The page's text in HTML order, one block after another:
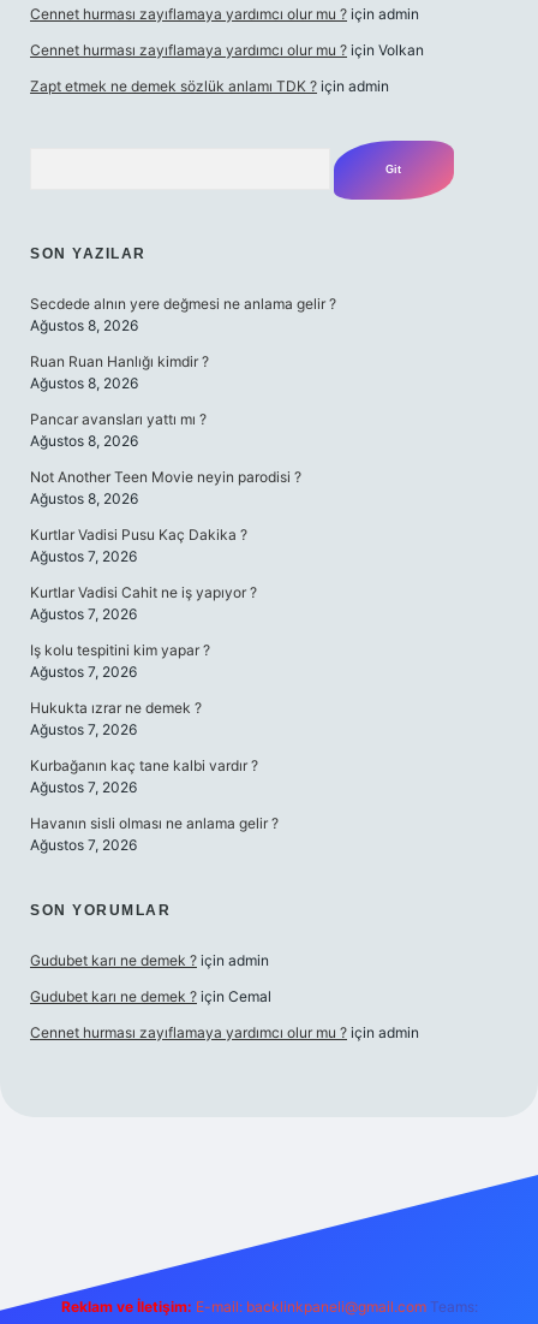
Cennet hurması zayıflamaya yardımcı olur mu ? için admin
Cennet hurması zayıflamaya yardımcı olur mu ? için Volkan
Zapt etmek ne demek sözlük anlamı TDK ? için admin
SON YAZILAR
Secdede alnın yere değmesi ne anlama gelir ?
Ağustos 8, 2026
Ruan Ruan Hanlığı kimdir ?
Ağustos 8, 2026
Pancar avansları yattı mı ?
Ağustos 8, 2026
Not Another Teen Movie neyin parodisi ?
Ağustos 8, 2026
Kurtlar Vadisi Pusu Kaç Dakika ?
Ağustos 7, 2026
Kurtlar Vadisi Cahit ne iş yapıyor ?
Ağustos 7, 2026
Iş kolu tespitini kim yapar ?
Ağustos 7, 2026
Hukukta ızrar ne demek ?
Ağustos 7, 2026
Kurbağanın kaç tane kalbi vardır ?
Ağustos 7, 2026
Havanın sisli olması ne anlama gelir ?
Ağustos 7, 2026
SON YORUMLAR
Gudubet karı ne demek ? için admin
Gudubet karı ne demek ? için Cemal
Cennet hurması zayıflamaya yardımcı olur mu ? için admin
Reklam ve İletişim: E-mail: backlinkpaneli@gmail.com Teams: